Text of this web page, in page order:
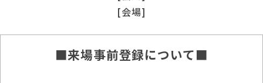
[会場]
■来場事前登録について■